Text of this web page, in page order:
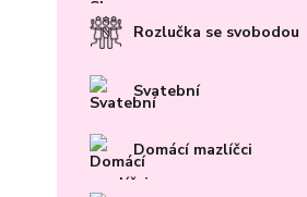
Rozlučka se svobodou
Svatební
Domácí mazlíčci